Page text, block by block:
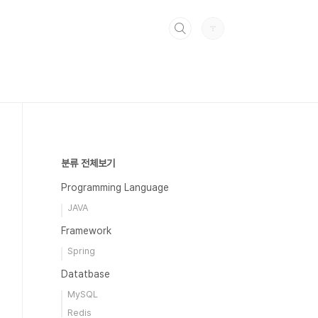
분류 전체보기
Programming Language
JAVA
Framework
Spring
Datatbase
MySQL
Redis